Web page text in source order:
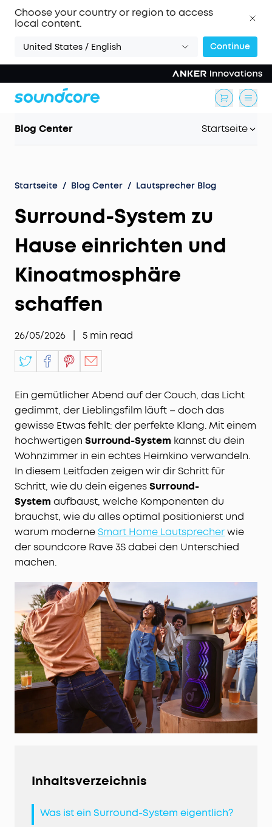
Choose your country or region to access
local content.
United States / English Continue
Blog Center Startseite
Startseite / Blog Center / Lautsprecher Blog
Surround-System zu
Hause einrichten und
Kinoatmosphäre
schaffen
26/05/2026 5 min read
Ein gemütlicher Abend auf der Couch, das Licht
gedimmt, der Lieblingsfilm läuft – doch das
gewisse Etwas fehlt: der perfekte Klang. Mit einem
hochwertigen Surround-System kannst du dein
Wohnzimmer in ein echtes Heimkino verwandeln.
In diesem Leitfaden zeigen wir dir Schritt für
Schritt, wie du dein eigenesSurround-
System aufbaust, welche Komponenten du
brauchst, wie du alles optimal positionierst und
warum moderne Smart Home Lautsprecherwie
der soundcore Rave 3S dabei den Unterschied
machen.
Inhaltsverzeichnis
Was ist ein Surround-System eigentlich?